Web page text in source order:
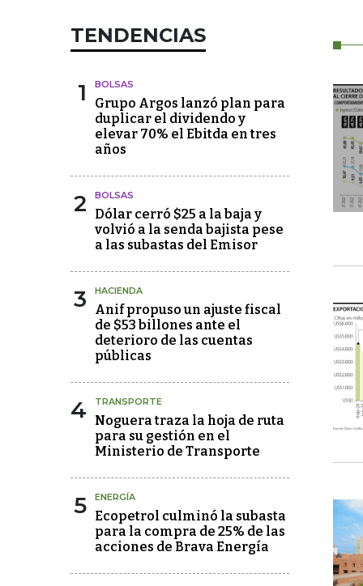
TENDENCIAS
1 BOLSAS
Grupo Argos lanzó plan para
duplicar el dividendo y
elevar 70% el Ebitda en tres
años
2 BOLSAS
Dólar cerró $25 a la baja y
volvió a la senda bajista pese
a las subastas del Emisor
3 HACIENDA
Anif propuso un ajuste fiscal
de $53 billones ante el
deterioro de las cuentas
públicas
4 TRANSPORTE
Noguera traza la hoja de ruta
para su gestión en el
Ministerio de Transporte
5 ENERGÍA
Ecopetrol culminó la subasta
para la compra de 25% de las
acciones de Brava Energía